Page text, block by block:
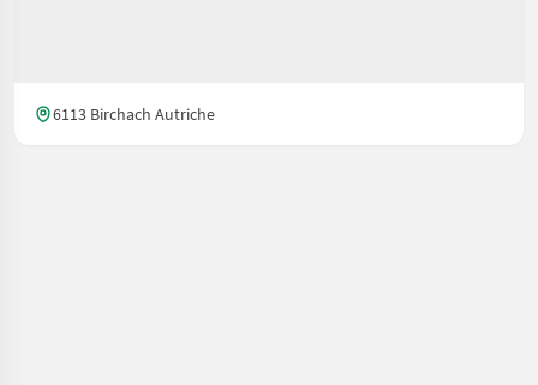
6113 Birchach Autriche